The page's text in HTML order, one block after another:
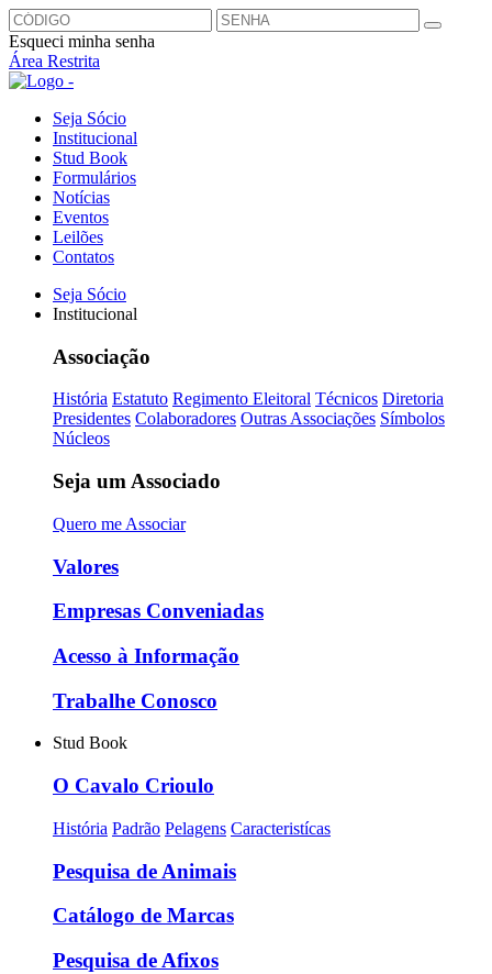
Esqueci minha senha
Área Restrita
Seja Sócio
Institucional
Stud Book
Formulários
Notícias
Eventos
Leilões
Contatos
Seja Sócio
Institucional
Associação
História Estatuto Regimento Eleitoral Técnicos Diretoria
Presidentes Colaboradores Outras Associações Símbolos
Núcleos
Seja um Associado
Quero me Associar
Valores
Empresas Conveniadas
Acesso à Informação
Trabalhe Conosco
Stud Book
O Cavalo Crioulo
História Padrão Pelagens Caracteristícas
Pesquisa de Animais
Catálogo de Marcas
Pesquisa de Afixos